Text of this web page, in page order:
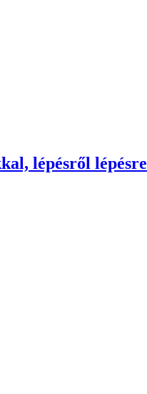
lépésről lépésre